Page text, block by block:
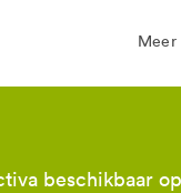
beschikbaar